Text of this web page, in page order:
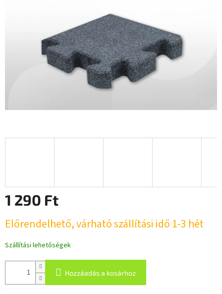
1 290 Ft
Előrendelhető, várható szállítási idő 1-3 hét
Szállítási lehetőségek
Hozzáadás a kosárhoz